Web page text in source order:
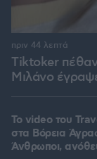
Tiktoker
Μιλάνο
πριν 44 λεπτά
To video του
στα Βόρεια
Άνθρωποι,